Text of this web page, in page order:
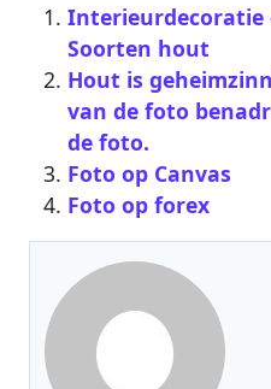
Interieurdecoratie
Soorten hout
Hout is
van de foto
de foto.
Foto op Canvas
Foto op forex